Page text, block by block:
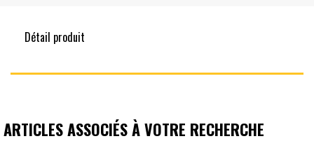
Détail produit
ARTICLES ASSOCIÉS À VOTRE RECHERCHE